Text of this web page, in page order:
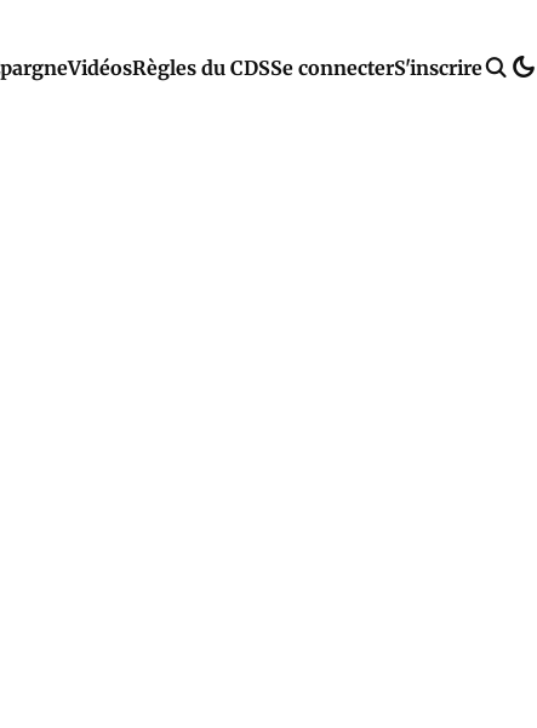
VidéosRègles du CDSSe connecterS'inscrire